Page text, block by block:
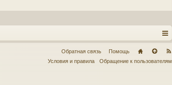
Обратная связь
Помощь
Условия и правила
Обращение к пользователям